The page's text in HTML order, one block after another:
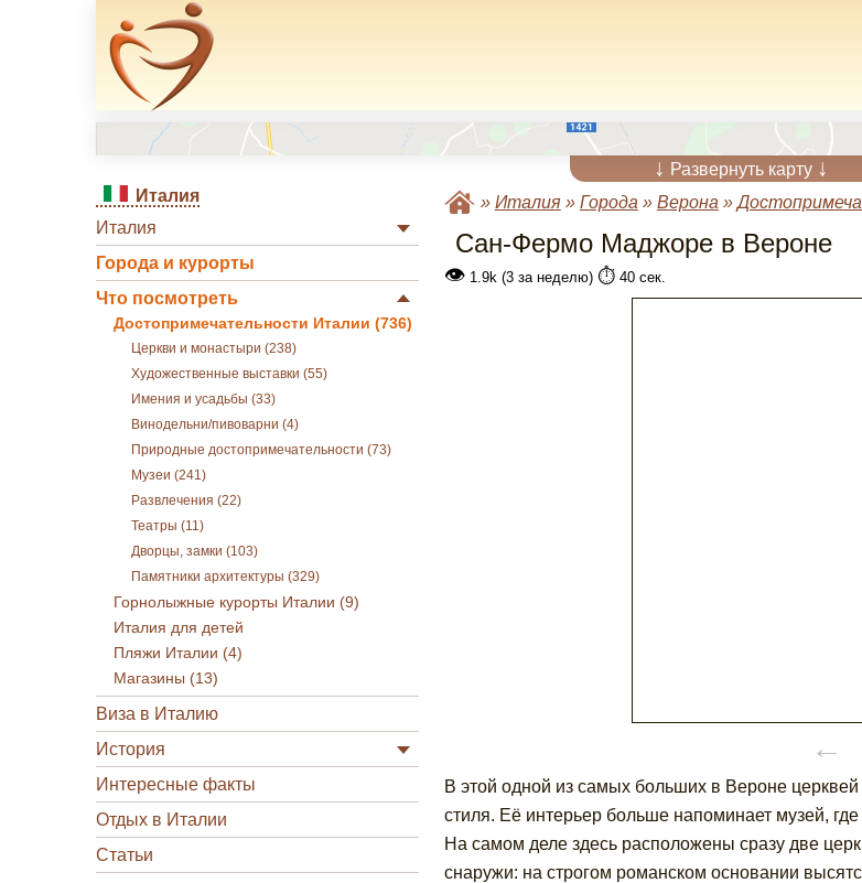
↓ Развернуть карту ↓
Италия
Италия
Города и курорты
Что посмотреть
Достопримечательности Италии (736)
Церкви и монастыри (238)
Художественные выставки (55)
Имения и усадьбы (33)
Винодельни/пивоварни (4)
Природные достопримечательности (73)
Музеи (241)
Развлечения (22)
Театры (11)
Дворцы, замки (103)
Памятники архитектуры (329)
Горнолыжные курорты Италии (9)
Италия для детей
Пляжи Италии (4)
Магазины (13)
Виза в Италию
История
Интересные факты
Отдых в Италии
Статьи
» Италия» Города » Верона »
Сан-Фермо Маджоре в Вероне
👁1.9k (3 за неделю) ⏱️40 сек.
←
В этой одной из самых больших в Вероне церквей
стиля. Её интерьер больше напоминает музей,
На самом деле здесь расположены сразу две
снаружи: на строгом романском основании